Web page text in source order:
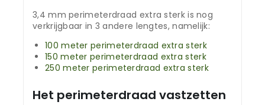
3,4 mm perimeterdraad extra sterk is nog
verkrijgbaar in 3 andere lengtes, namelijk:
100 meter perimeterdraad extra sterk
150 meter perimeterdraad extra sterk
250 meter perimeterdraad extra sterk
Het perimeterdraad vastzetten